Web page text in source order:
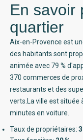
En savoir
quartier
Aix-en-Provence est
des habitants sont
animée avec 79 %
370 commerces de
restaurants et des
verts.La ville est située
minutes en voiture.
Taux de propriétaires: